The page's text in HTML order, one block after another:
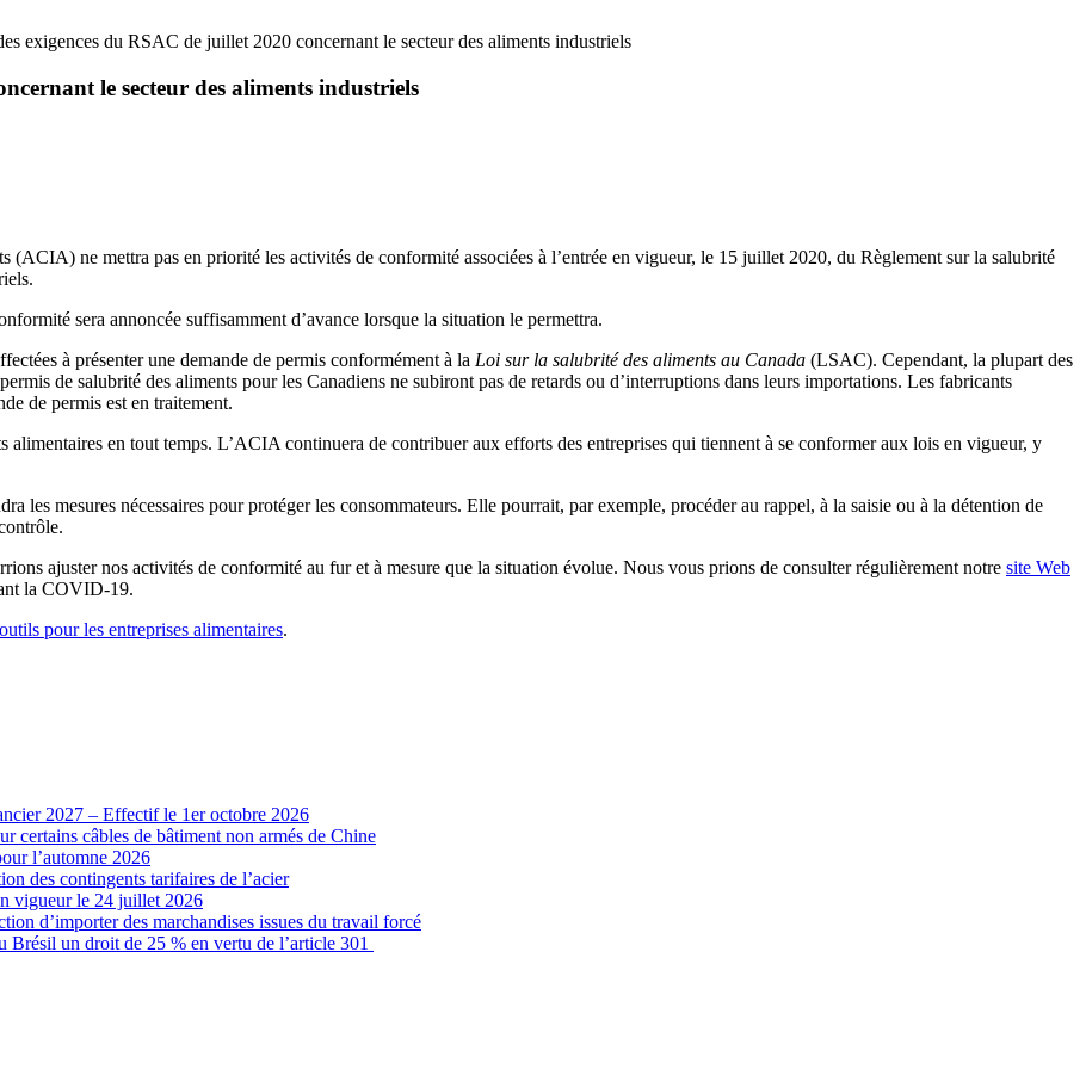
exigences du RSAC de juillet 2020 concernant le secteur des aliments industriels
le secteur des aliments industriels
(ACIA) ne mettra pas en priorité les activités de conformité associées à l’entrée en vigueur, le 15 juillet 2020, du Règlement sur la salubrité
sera annoncée suffisamment d’avance lorsque la situation le permettra.
à présenter une demande de permis conformément à la Loi sur la salubrité des aliments au Canada (LSAC). Cependant, la plupart des
de salubrité des aliments pour les Canadiens ne subiront pas de retards ou d’interruptions dans leurs importations. Les fabricants
de permis est en traitement.
alimentaires en tout temps. L’ACIA continuera de contribuer aux efforts des entreprises qui tiennent à se conformer aux lois en vigueur, y
les mesures nécessaires pour protéger les consommateurs. Elle pourrait, par exemple, procéder au rappel, à la saisie ou à la détention de
ajuster nos activités de conformité au fur et à mesure que la situation évolue. Nous vous prions de consulter régulièrement notre site Web
la COVID-19.
pour les entreprises alimentaires.
2027 – Effectif le 1er octobre 2026
certains câbles de bâtiment non armés de Chine
l’automne 2026
des contingents tarifaires de l’acier
vigueur le 24 juillet 2026
d’importer des marchandises issues du travail forcé
Brésil un droit de 25 % en vertu de l’article 301